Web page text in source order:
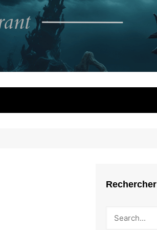
L'Hippocampe déchaîné
Rechercher